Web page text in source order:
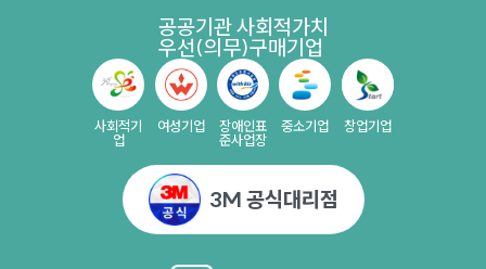
공공기관 사회적가치
우선(의무)구매기업
사회적기
업
여성기업
장애인표
준사업장
중소기업 창업기업
3M 공식대리점